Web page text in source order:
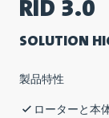
RID 3.0
SOLUTION
製品特性
ローターと本